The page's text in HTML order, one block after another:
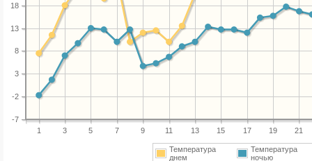
1 3 5 7 9 11 13 15 17 19 21
-7
-2
3
8
13
18
Температура
днем
Температура
ночью